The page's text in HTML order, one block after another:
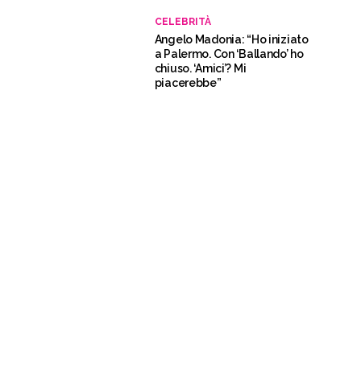
CELEBRITÀ
Angelo Madonia: “Ho iniziato
a Palermo. Con ‘Ballando’ ho
chiuso. ‘Amici’? Mi
piacerebbe”